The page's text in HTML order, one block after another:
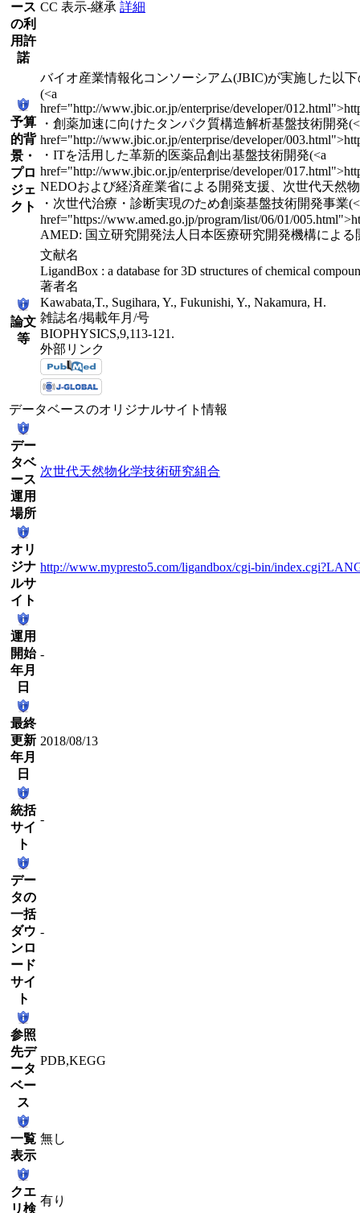
ース
の利
用許
諾
CC 表示-継承 詳細
予算
的背
景・
プロ
ジェ
クト
バイオ産業情報化コンソーシアム(JBIC)が実施した以
(<a
href="http://www.jbic.or.jp/enterprise/developer/
・創薬加速に向けたタンパク質構造解析基盤技術開発
href="http://www.jbic.or.jp/enterprise/developer/
・ITを活用した革新的医薬品創出基盤技術開発(<a
href="http://www.jbic.or.jp/enterprise/developer/
NEDOおよび経済産業省による開発支援、次世代天然
・次世代治療・診断実現のため創薬基盤技術開発事業
href="https://www.amed.go.jp/program/list/06/01/
AMED: 国立研究開発法人日本医療研究開発機構による
論文
等
文献名
LigandBox : a database for 3D structures of chemical
著者名
Kawabata,T., Sugihara, Y., Fukunishi, Y., Nakamura, H.
雑誌名/掲載年月/号
BIOPHYSICS,9,113-121.
外部リンク
データベースのオリジナルサイト情報
デー
タベ
ース
運用
場所
次世代天然物化学技術研究組合
オリ
ジナ
ルサ
イト
http://www.mypresto5.com/ligandbox/cgi-bin/
運用
開始
年月
日
-
最終
更新
年月
日
2018/08/13
統括
サイ
ト
-
デー
タの
一括
ダウ
ンロ
ード
サイ
ト
-
参照
先デ
ータ
ベー
ス
PDB,KEGG
一覧
表示
無し
クエ
リ検
有り